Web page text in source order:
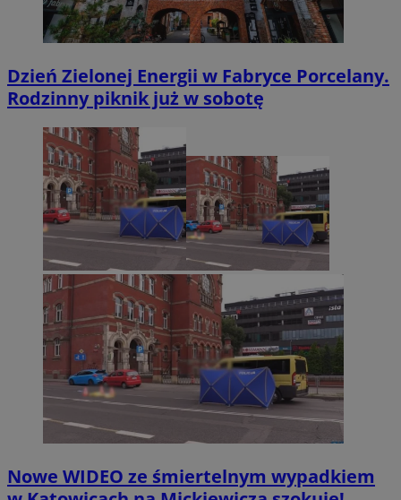
Dzień Zielonej Energii w Fabryce Porcelany.
Rodzinny piknik już w sobotę
Nowe WIDEO ze śmiertelnym wypadkiem